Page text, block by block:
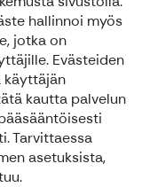
hallinnoi myös
jotka on
Evästeiden
käyttäjän
kautta palvelun
Tarvittaessa
asetuksista,